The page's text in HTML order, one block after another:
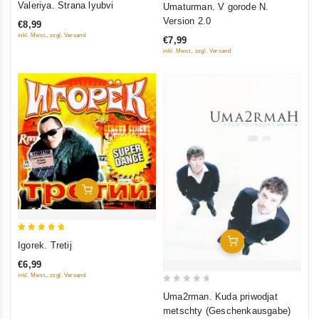
out of
5
Valeriya. Strana lyubvi
€8,99
inkl. Mwst., zzgl. Versand
Umaturman. V gorode N.
Version 2.0
€7,99
inkl. Mwst., zzgl. Versand
In Den Warenkorb
out of 5
Igorek. Tretij
€6,99
inkl. Mwst., zzgl. Versand
In Den Warenkorb
Uma2rman. Kuda priwodjat
metschty (Geschenkausgabe)